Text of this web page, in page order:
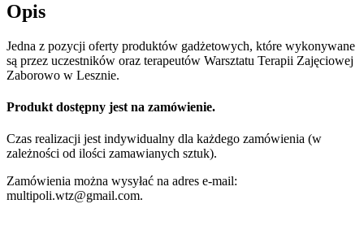
Opis
Jedna z pozycji oferty produktów gadżetowych, które wykonywane
są przez uczestników oraz terapeutów Warsztatu Terapii Zajęciowej
Zaborowo w Lesznie.
Produkt dostępny jest na zamówienie.
Czas realizacji jest indywidualny dla każdego zamówienia (w
zależności od ilości zamawianych sztuk).
Zamówienia można wysyłać na adres e-mail:
multipoli.wtz@gmail.com.